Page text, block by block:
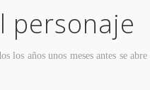
personaje
los años unos meses antes se